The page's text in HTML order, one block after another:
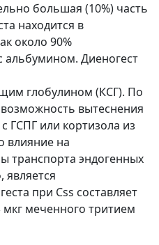
большая (10%) часть
находится в
около 90%
альбумином. Диеногест
глобулином (КСГ). По
вытеснения
ГСПГ или кортизола из
влияние на
транспорта эндогенных
является
при Css составляет
мкг меченного тритием